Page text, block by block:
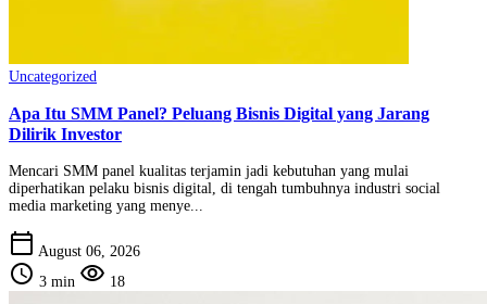
Uncategorized
Apa Itu SMM Panel? Peluang Bisnis Digital yang Jarang
Dilirik Investor
Mencari SMM panel kualitas terjamin jadi kebutuhan yang mulai
diperhatikan pelaku bisnis digital, di tengah tumbuhnya industri social
media marketing yang menye...
calendar_today August 06, 2026
schedule 3 min visibility 18